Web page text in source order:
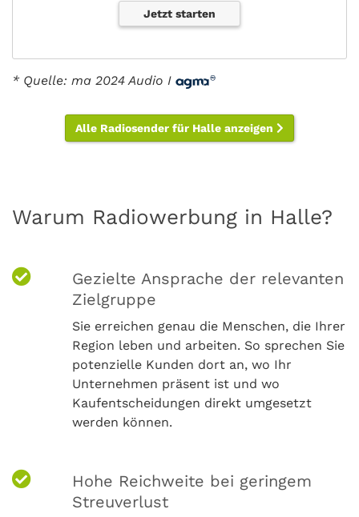
Jetzt starten
* Quelle: ma 2024 Audio I
Alle Radiosender für Halle anzeigen
Warum Radiowerbung in Halle?
Gezielte Ansprache der relevanten
Zielgruppe
Sie erreichen genau die Menschen, die Ihrer
Region leben und arbeiten. So sprechen Sie
potenzielle Kunden dort an, wo Ihr
Unternehmen präsent ist und wo
Kaufentscheidungen direkt umgesetzt
werden können.
Hohe Reichweite bei geringem
Streuverlust